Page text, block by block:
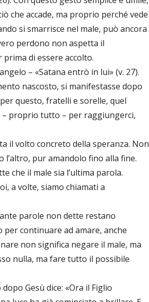
che accade, ma proprio perché vede
si smarrisce nel male, può ancora
perdono non aspetta il
di essere accolto.
– «Satana entrò in lui» (v. 27).
nascosto, si manifestasse dopo
questo, fratelli e sorelle, quel
– proprio tutto – per raggiungerci,
il volto concreto della speranza. Non
l’altro, pur amandolo fino alla fine.
che il male sia l’ultima parola.
a volte, siamo chiamati a
parole non dette restano
per continuare ad amare, anche
non significa negare il male, ma
nulla, ma fare tutto il possibile
Gesù dice: «Ora il Figlio